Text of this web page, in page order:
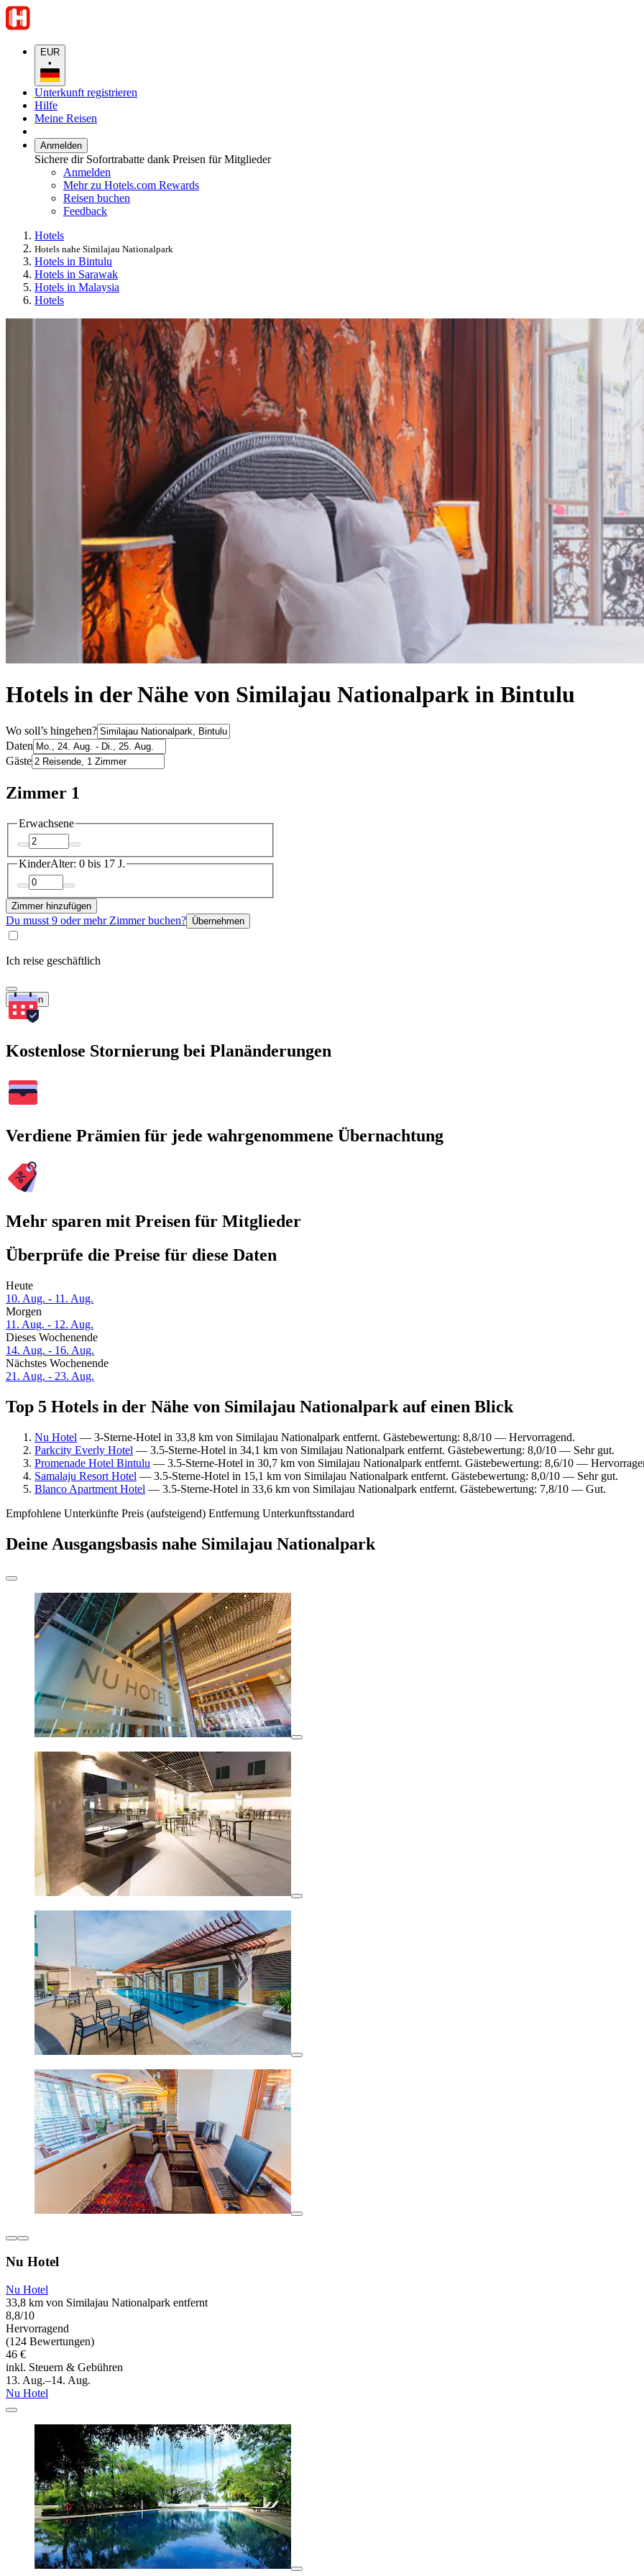
EUR
•
Unterkunft registrieren
Hilfe
Meine Reisen
Anmelden
Sichere dir Sofortrabatte dank Preisen für Mitglieder
Anmelden
Mehr zu Hotels.com Rewards
Reisen buchen
Feedback
Hotels
Hotels nahe Similajau Nationalpark
Hotels in Bintulu
Hotels in Sarawak
Hotels in Malaysia
Hotels
Hotels in der Nähe von Similajau Nationalpark in Bintulu
Wo soll’s hingehen?
Daten
Gäste
Zimmer 1
Erwachsene
KinderAlter: 0 bis 17 J.
Zimmer hinzufügen
Du musst 9 oder mehr Zimmer buchen? Übernehmen
Ich reise geschäftlich
Suchen
Kostenlose Stornierung bei Planänderungen
Verdiene Prämien für jede wahrgenommene Übernachtung
Mehr sparen mit Preisen für Mitglieder
Überprüfe die Preise für diese Daten
Heute
10. Aug. - 11. Aug.
Morgen
11. Aug. - 12. Aug.
Dieses Wochenende
14. Aug. - 16. Aug.
Nächstes Wochenende
21. Aug. - 23. Aug.
Top 5 Hotels in der Nähe von Similajau Nationalpark auf einen Blick
Nu Hotel — 3-Sterne-Hotel in 33,8 km von Similajau Nationalpark entfernt. Gästebewertung: 8,8/10 — Hervorragend.
Parkcity Everly Hotel — 3.5-Sterne-Hotel in 34,1 km von Similajau Nationalpark entfernt. Gästebewertung: 8,0/10 — Sehr gut.
Promenade Hotel Bintulu — 3.5-Sterne-Hotel in 30,7 km von Similajau Nationalpark entfernt. Gästebewertung: 8,6/10 —
Samalaju Resort Hotel — 3.5-Sterne-Hotel in 15,1 km von Similajau Nationalpark entfernt. Gästebewertung: 8,0/10 — Sehr gut.
Blanco Apartment Hotel — 3.5-Sterne-Hotel in 33,6 km von Similajau Nationalpark entfernt. Gästebewertung: 7,8/10 — Gut.
Empfohlene Unterkünfte Preis (aufsteigend) Entfernung Unterkunftsstandard
Deine Ausgangsbasis nahe Similajau Nationalpark
Nu Hotel
Nu Hotel
33,8 km von Similajau Nationalpark entfernt
8,8/10
Hervorragend
(124 Bewertungen)
46 €
inkl. Steuern & Gebühren
13. Aug.–14. Aug.
Nu Hotel